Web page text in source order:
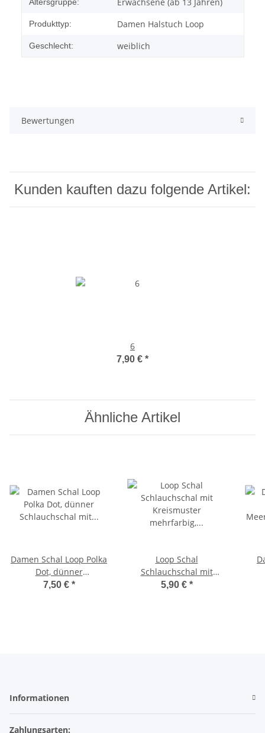
Produkttyp: Damen Halstuch Loop
Geschlecht: weiblich
Bewertungen
Kunden kauften dazu folgende Artikel:
6
7,90 € *
Ähnliche Artikel
Damen Schal Loop Polka
Dot, dünner
Schlauchschal mit
7,50 € *
Loop Schal
Schlauchschal mit
Kreismuster mehrfarbig,
5,90 € *
Informationen
Zahlungsarten: